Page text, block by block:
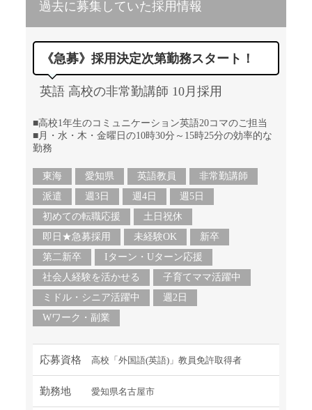
過去に募集していた採用情報
《急募》採用決定次第勤務スタート！
英語 高校の非常勤講師 10月採用
■高校1年生のコミュニケーション英語20コマのご担当
■月・水・木・金曜日の10時30分～15時25分の効率的な
勤務
東海 愛知県 英語教員
非常勤講師
派遣
週3日 週4日
週5日
初めての転職応援
土日祝休
即日★急募採用
未経験OK
新卒
第二新卒
Iターン・Uターン応援
社会人経験を活かせる
子育てママ活躍中
ミドル・シニア活躍中
週2日
Wワーク・副業
応募資格 高校「外国語(英語)」教員免許取得者
勤務地 愛知県名古屋市